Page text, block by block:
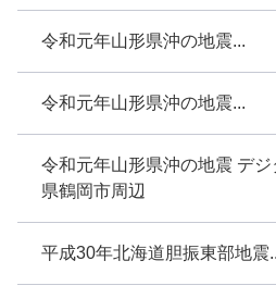
令和元年山形県沖の地震...
令和元年山形県沖の地震...
令和元年山形県沖の地震 デ
県鶴岡市周辺
平成30年北海道胆振東部地震